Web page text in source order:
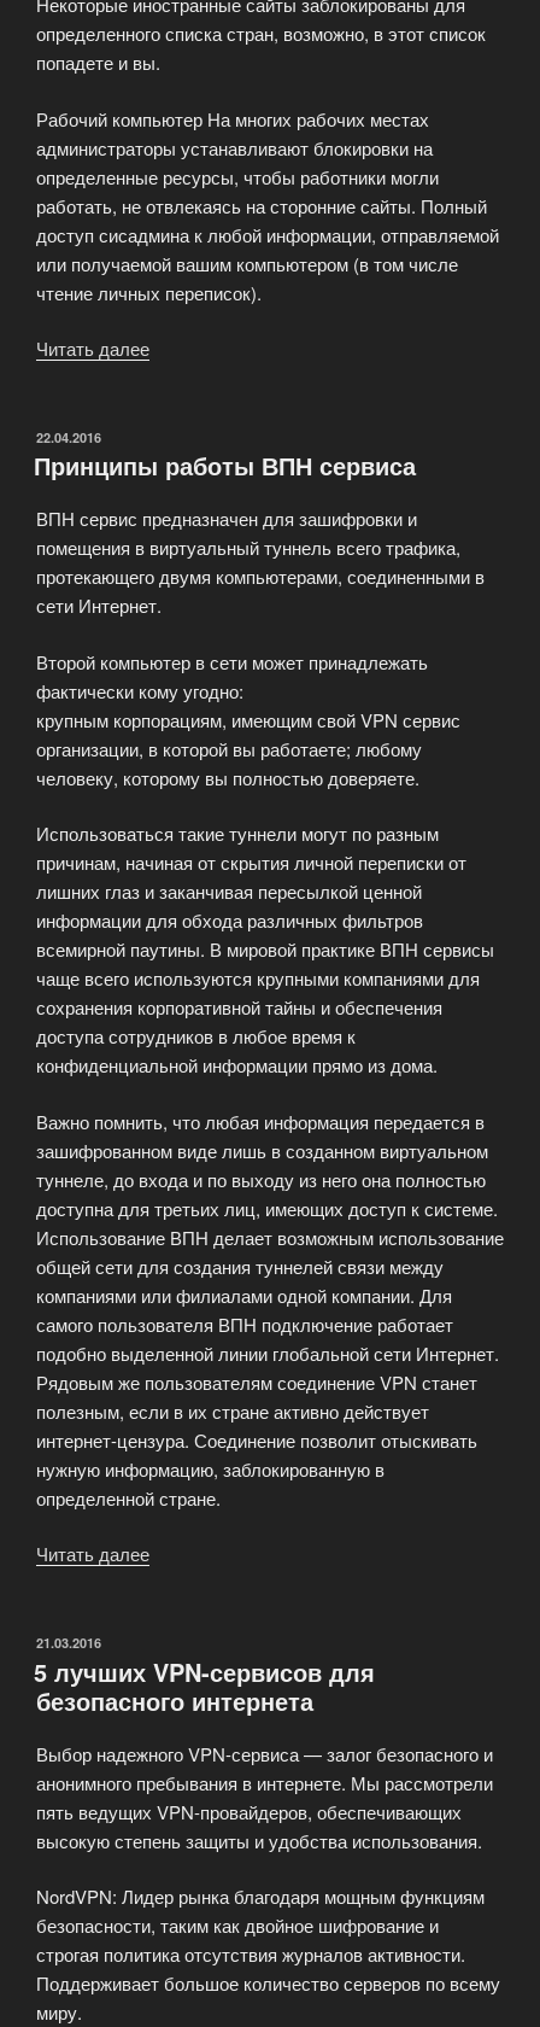
определенного списка стран, возможно, в этот список
попадете и вы.
Рабочий компьютер На многих рабочих местах
администраторы устанавливают блокировки на
определенные ресурсы, чтобы работники могли
работать, не отвлекаясь на сторонние сайты. Полный
доступ сисадмина к любой информации, отправляемой
или получаемой вашим компьютером (в том числе
чтение личных переписок).
Читать далее
VPN?»
ОПУБЛИКОВАНО
22.04.2016
Принципы работы ВПН сервиса
ВПН сервис предназначен для зашифровки и
помещения в виртуальный туннель всего трафика,
протекающего двумя компьютерами, соединенными в
сети Интернет.
Второй компьютер в сети может принадлежать
фактически кому угодно:
крупным корпорациям, имеющим свой VPN сервис
организации, в которой вы работаете; любому
человеку, которому вы полностью доверяете.
Использоваться такие туннели могут по разным
причинам, начиная от скрытия личной переписки от
лишних глаз и заканчивая пересылкой ценной
информации для обхода различных фильтров
всемирной паутины. В мировой практике ВПН сервисы
чаще всего используются крупными компаниями для
сохранения корпоративной тайны и обеспечения
доступа сотрудников в любое время к
конфиденциальной информации прямо из дома.
Важно помнить, что любая информация передается в
зашифрованном виде лишь в созданном виртуальном
туннеле, до входа и по выходу из него она полностью
доступна для третьих лиц, имеющих доступ к системе.
Использование ВПН делает возможным использование
общей сети для создания туннелей связи между
компаниями или филиалами одной компании. Для
самого пользователя ВПН подключение работает
подобно выделенной линии глобальной сети Интернет.
Рядовым же пользователям соединение VPN станет
полезным, если в их стране активно действует
интернет-цензура. Соединение позволит отыскивать
нужную информацию, заблокированную в
определенной стране.
Читать далее
ОПУБЛИКОВАНО
21.03.2016
5 лучших VPN-сервисов для
безопасного интернета
Выбор надежного VPN-сервиса — залог безопасного и
анонимного пребывания в интернете. Мы рассмотрели
пять ведущих VPN-провайдеров, обеспечивающих
высокую степень защиты и удобства использования.
NordVPN: Лидер рынка благодаря мощным функциям
безопасности, таким как двойное шифрование и
строгая политика отсутствия журналов активности.
Поддерживает большое количество серверов по всему
миру.